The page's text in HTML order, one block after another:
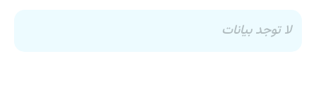
لا توجد بيانات